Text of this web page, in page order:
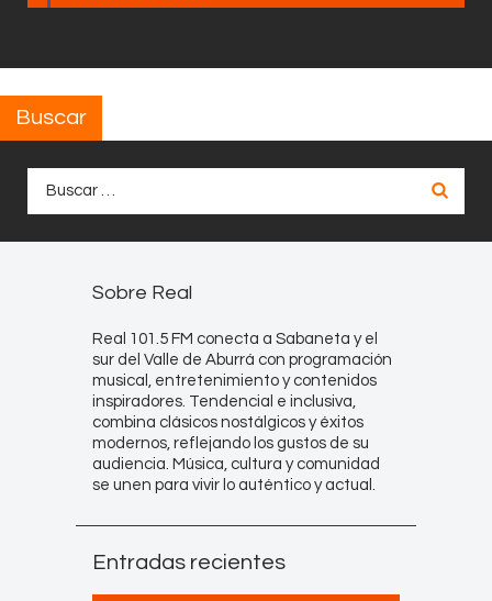
Buscar
Sobre Real
Real 101.5 FM conecta a Sabaneta y el
sur del Valle de Aburrá con programación
musical, entretenimiento y contenidos
inspiradores. Tendencial e inclusiva,
combina clásicos nostálgicos y éxitos
modernos, reflejando los gustos de su
audiencia. Música, cultura y comunidad
se unen para vivir lo auténtico y actual.
Entradas recientes